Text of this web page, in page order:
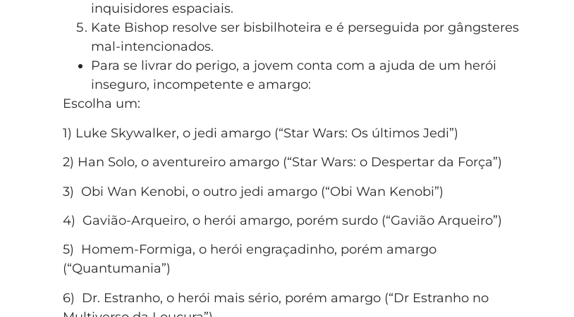
inquisidores espaciais.
Kate Bishop resolve ser bisbilhoteira e é perseguida por gângsteres
mal-intencionados.
Para se livrar do perigo, a jovem conta com a ajuda de um herói
inseguro, incompetente e amargo:
Escolha um:
1) Luke Skywalker, o jedi amargo (“Star Wars: Os últimos Jedi”)
2) Han Solo, o aventureiro amargo (“Star Wars: o Despertar da Força”)
3) Obi Wan Kenobi, o outro jedi amargo (“Obi Wan Kenobi”)
4) Gavião-Arqueiro, o herói amargo, porém surdo (“Gavião Arqueiro”)
5) Homem-Formiga, o herói engraçadinho, porém amargo
(“Quantumania”)
6) Dr. Estranho, o herói mais sério, porém amargo (“Dr Estranho no